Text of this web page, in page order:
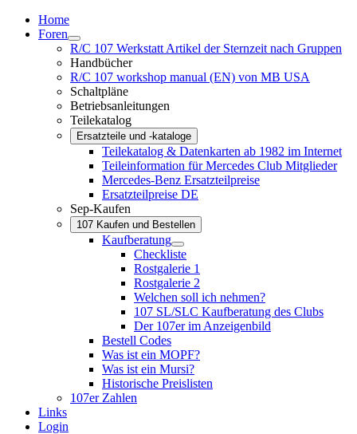
Home
Foren
R/C 107 Werkstatt Artikel der Sternzeit nach Gruppen
Handbücher
R/C 107 workshop manual (EN) von MB USA
Schaltpläne
Betriebsanleitungen
Teilekatalog
Ersatzteile und -kataloge
Teilekatalog & Datenkarten ab 1982 im Internet
Teileinformation für Mercedes Club Mitglieder
Mercedes-Benz Ersatzteilpreise
Ersatzteilpreise DE
Sep-Kaufen
107 Kaufen und Bestellen
Kaufberatung
Checkliste
Rostgalerie 1
Rostgalerie 2
Welchen soll ich nehmen?
107 SL/SLC Kaufberatung des Clubs
Der 107er im Anzeigenbild
Bestell Codes
Was ist ein MOPF?
Was ist ein Mursi?
Historische Preislisten
107er Zahlen
Links
Login